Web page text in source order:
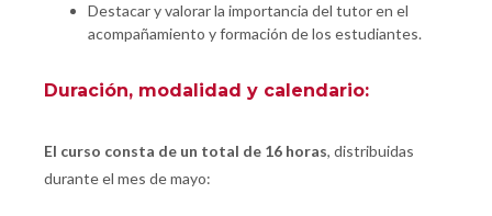
Destacar y valorar la importancia del tutor en el
acompañamiento y formación de los estudiantes.
Duración, modalidad y calendario:
El curso consta de un total de 16 horas, distribuidas
durante el mes de mayo: